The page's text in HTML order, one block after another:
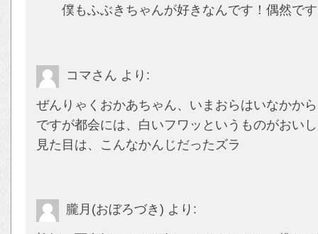
僕もふぶきちゃんが好きなんです！偶然で
コマさん より:
ぜんりゃくおかあちゃん、いまおらはいなかか
ですが都会には、白いフワッというものがおい
見た目は、こんなかんじだったズラ
朧月(おぼろづき) より: